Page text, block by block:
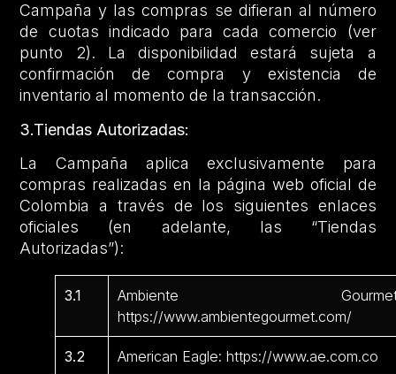
Campaña y las compras se difieran al número
de cuotas indicado para cada comercio (ver
punto 2). La disponibilidad estará sujeta a
confirmación de compra y existencia de
inventario al momento de la transacción.
3.Tiendas Autorizadas:
La Campaña aplica exclusivamente para
compras realizadas en la página web oficial de
Colombia a través de los siguientes enlaces
oficiales (en adelante, las “Tiendas
Autorizadas”):
3.1
Ambiente
https://www.ambientegourmet.com/
3.2 American Eagle: https://www.ae.com.co